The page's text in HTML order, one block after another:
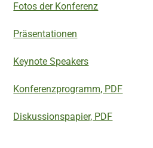
Fotos der Konferenz
Präsentationen
Keynote Speakers
Konferenzprogramm, PDF
Diskussionspapier, PDF